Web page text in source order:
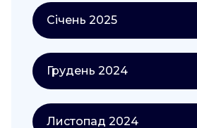
Січень 2025
Грудень 2024
Листопад 2024